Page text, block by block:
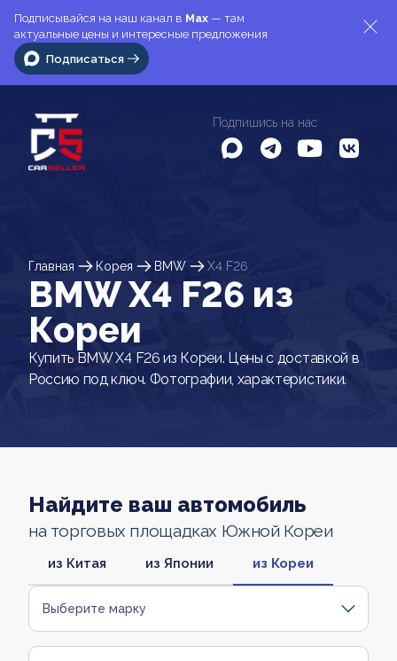
Подписывайся на наш канал в Max — там
актуальные цены и интересные предложения
Подписаться
Подпишись на нас
Главная Корея BMW X4 F26
BMW X4 F26 из
Кореи
Купить BMW X4 F26 из Кореи. Цены с доставкой в
Россию под ключ. Фотографии, характеристики.
Найдите ваш автомобиль
на торговых площадках Южной Кореи
из Китая из Японии из Кореи
Выберите марку